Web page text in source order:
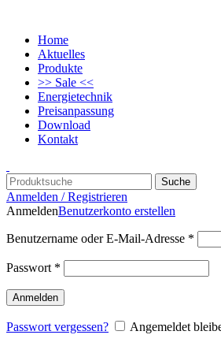
Home
Aktuelles
Produkte
>> Sale <<
Energietechnik
Preisanpassung
Download
Kontakt
Suche
Anmelden / Registrieren
AnmeldenBenutzerkonto erstellen
Benutzername oder E-Mail-Adresse *
Passwort *
Anmelden
Passwort vergessen?
Angemeldet